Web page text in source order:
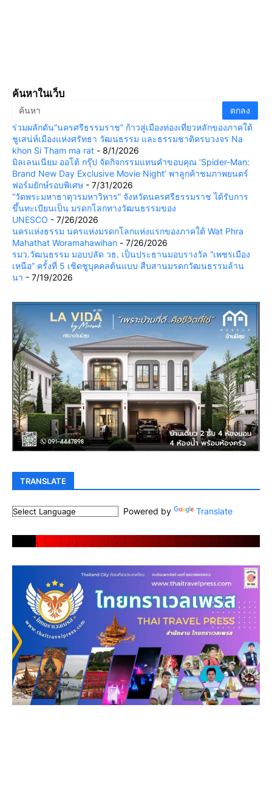
ค้นหาในเว็บ
ร่วมผลักดัน“นครศรีธรรมราช” ก้าวสู่เมืองท่องเที่ยวหลักของภาคใต้
ชูเสน่ห์เมืองแห่งศรัทธา วัฒนธรรม และธรรมชาติครบวงจร Na
khon Si Tham ma rat - 8/1/2026
มิลเลนเนียม ออโต้ กรุ๊ป จัดกิจกรรมแทนคำขอบคุณ ‘Spider-Man:
Brand New Day Exclusive Movie Night’ พาลูกค้าชมภาพยนตร์
ฟอร์มยักษ์รอบพิเศษ - 7/31/2026
“วัดพระมหาธาตุวรมหาวิหาร” จังหวัดนครศรีธรรมราช ได้รับการ
ขึ้นทะเบียนเป็น มรดกโลกทางวัฒนธรรมของ
UNESCO - 7/26/2026
นครแห่งธรรม นครแห่งมรดกโลกแห่งแรกของภาคใต้ Wat Phra
Mahathat Woramahawihan - 7/26/2026
รมว.วัฒนธรรม มอบปลัด วธ. เป็นประธานมอบรางวัล “เพชรเมือง
เหนือ” ครั้งที่ 5 เชิดชูบุคคลต้นแบบ สืบสานมรดกวัฒนธรรมล้าน
นา - 7/19/2026
TRANSLATE
Powered by Translate
. . . . . . . . . . . . . . . . . . . . . . . . . .